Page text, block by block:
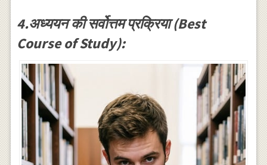
4.अध्ययन की सर्वोत्तम प्रक्रिया (Best
Course of Study):